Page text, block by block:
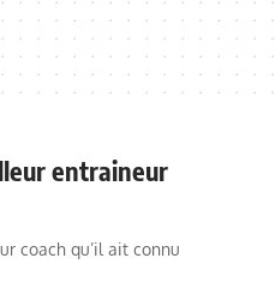
entraineur
coach qu’il ait connu